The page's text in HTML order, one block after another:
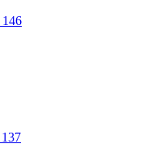
146
137